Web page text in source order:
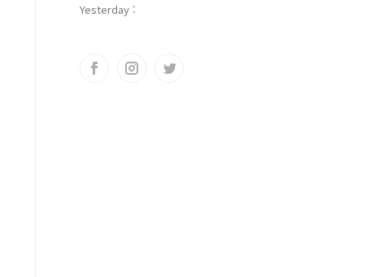
Yesterday :